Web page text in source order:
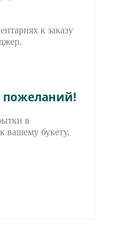
к заказу
пожеланий!
в
вашему букету.